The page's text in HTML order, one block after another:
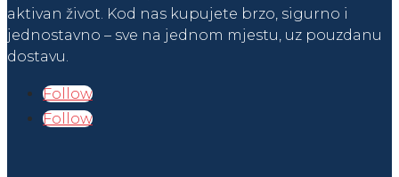
aktivan život. Kod nas kupujete brzo, sigurno i
jednostavno – sve na jednom mjestu, uz pouzdanu
dostavu.
Follow
Follow